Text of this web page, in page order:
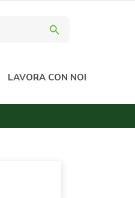
search
LAVORA CON NOI